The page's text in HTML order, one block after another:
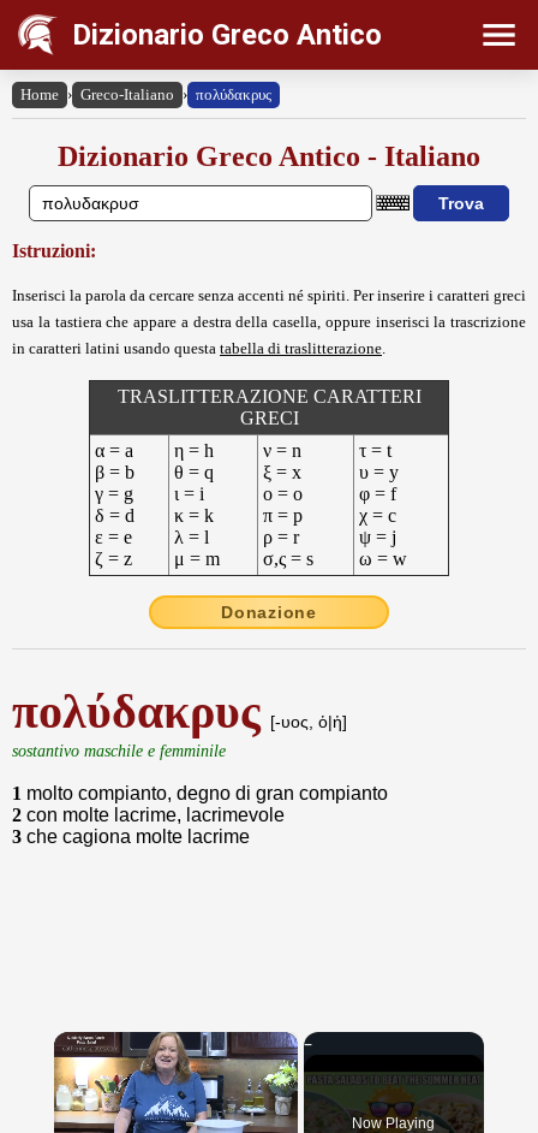
Dizionario Greco Antico
Home › Greco-Italiano › πολύδακρυς
Dizionario Greco Antico - Italiano
Istruzioni:
Inserisci la parola da cercare senza accenti né spiriti. Per inserire i caratteri greci
usa la tastiera che appare a destra della casella, oppure inserisci la trascrizione
in caratteri latini usando questa tabella di traslitterazione
TRASLITTERAZIONE CARATTERI
GRECI
α = a
β = b
γ = g
δ = d
ε = e
ζ = z
η = h
θ = q
ι = i
κ = k
λ = l
μ = m
ν = n
ξ = x
ο = o
π = p
ρ = r
σ,ς = s
τ = t
υ = y
φ = f
χ = c
ψ = j
ω = w
Donazione
πολύδακρυς [-υος, ὁ|ἡ]
sostantivo maschile e femminile
1 molto compianto, degno di gran compianto
2 con molte lacrime, lacrimevole
3 che cagiona molte lacrime
×
Now Playing